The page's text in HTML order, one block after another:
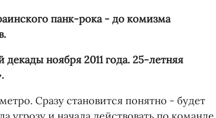
панк-рока - до комизма
ноября 2011 года. 25-летняя
Сразу становится понятно - будет